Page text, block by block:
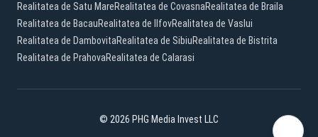
Realitatea de Satu MareRealitatea de CovasnaRealitatea de Braila
Realitatea de BacauRealitatea de IlfovRealitatea de Vaslui
Realitatea de DambovitaRealitatea de SibiuRealitatea de Bistrita
Realitatea de PrahovaRealitatea de Calarasi
© 2026 PHG Media Invest LLC